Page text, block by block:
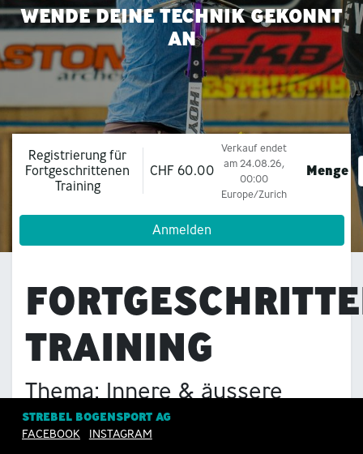
WENDE DEINE TECHNIK GEKONNT
AN
Registrierung für
Fortgeschrittenen
Training
CHF 60.00
Verkauf endet
am 24.08.26,
00:00
Europe/Zurich
Menge
Anmelden
TRAINING
Thema: Innere & äussere
Haltung
STREBEL BOGENSPORT AG
FACEBOOK
INSTAGRAM